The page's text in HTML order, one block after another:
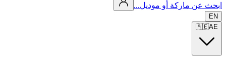
ابحث عن ماركة أو موديل...
EN
🇦🇪AE